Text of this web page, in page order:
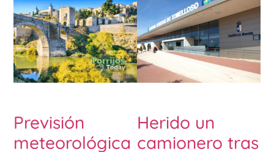
Previsión
meteorológica
Herido un
camionero tras